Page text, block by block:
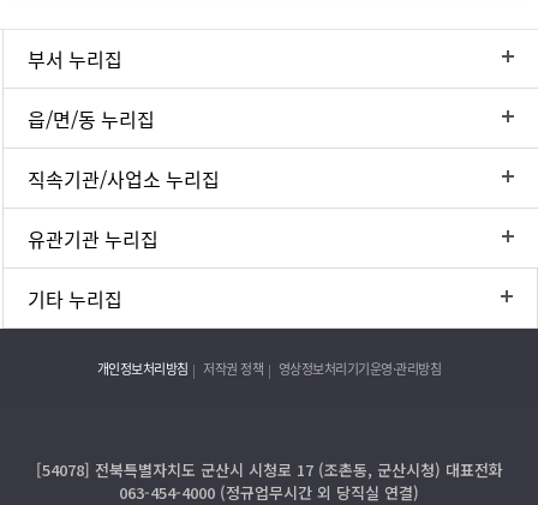
부서 누리집
읍/면/동 누리집
직속기관/사업소 누리집
유관기관 누리집
기타 누리집
개인정보처리방침 저작권 정책 영상정보처리기기운영·관리방침
[54078] 전북특별자치도 군산시 시청로 17 (조촌동, 군산시청) 대표전화
063-454-4000 (정규업무시간 외 당직실 연결)